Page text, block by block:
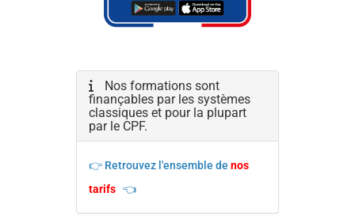
Nos formations sont
finançables par les systèmes
classiques et pour la plupart
par le CPF.
👉 Retrouvez l'ensemble de nos
tarifs 👈